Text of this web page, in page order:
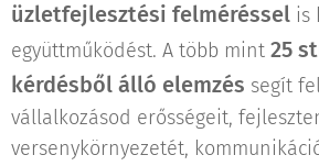
üzletfejlesztési felméréssel is
együttműködést. A több mint 25
kérdésből álló elemzés segít
vállalkozásod erősségeit,
versenykörnyezetét,